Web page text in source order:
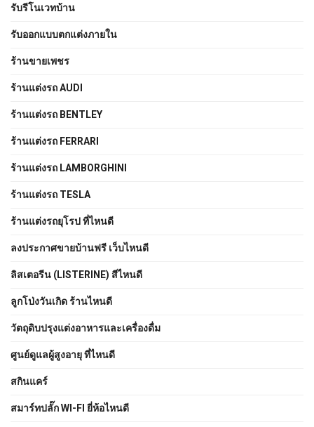
รับรีโนเวทบ้าน
รับออกแบบตกแต่งภายใน
ร้านขายเพชร
ร้านแต่งรถ AUDI
ร้านแต่งรถ BENTLEY
ร้านแต่งรถ FERRARI
ร้านแต่งรถ LAMBORGHINI
ร้านแต่งรถ TESLA
ร้านแต่งรถยุโรป ที่ไหนดี
ลงประกาศขายบ้านฟรี เว็บไหนดี
ลิสเตอรีน (LISTERINE) สีไหนดี
ลูกโป่งวันเกิด ร้านไหนดี
วัตถุดิบปรุงแต่งอาหารและเครื่องดื่ม
ศูนย์ดูแลผู้สูงอายุ ที่ไหนดี
สกินแคร์
สมาร์ทปลั๊ก WI-FI ยี่ห้อไหนดี